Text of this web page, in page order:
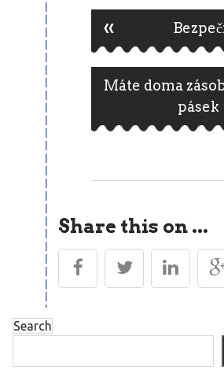
Post
«
Máte doma
pásek
Share this on ...
Search